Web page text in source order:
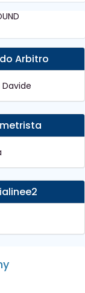
Arbitro